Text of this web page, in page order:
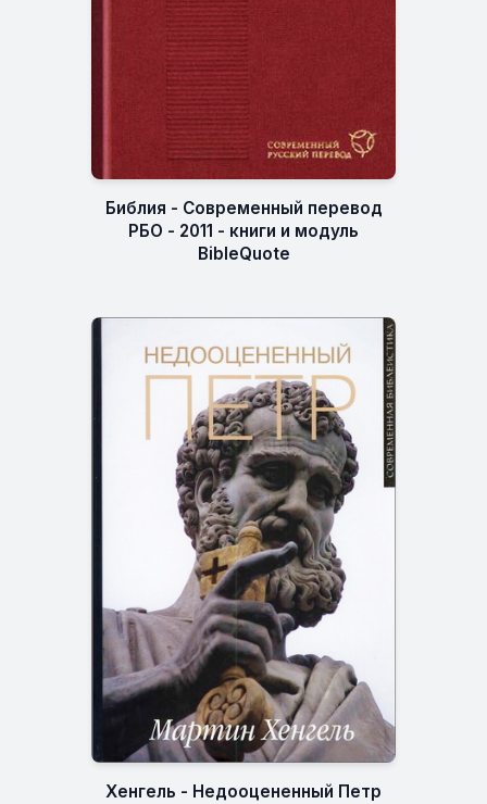
Библия - Современный перевод
РБО - 2011 - книги и модуль
BibleQuote
Хенгель - Недооцененный Петр